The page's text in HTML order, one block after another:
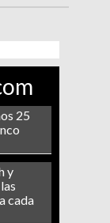
25
y
cada